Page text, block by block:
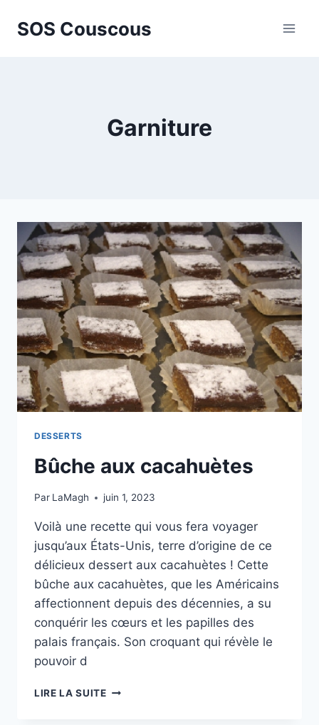
SOS Couscous
Garniture
DESSERTS
Bûche aux cacahuètes
Par LaMagh juin 1, 2023
Voilà une recette qui vous fera voyager
jusqu’aux États-Unis, terre d’origine de ce
délicieux dessert aux cacahuètes ! Cette
bûche aux cacahuètes, que les Américains
affectionnent depuis des décennies, a su
conquérir les cœurs et les papilles des
palais français. Son croquant qui révèle le
pouvoir d
LIRE LA SUITEBÛCHE